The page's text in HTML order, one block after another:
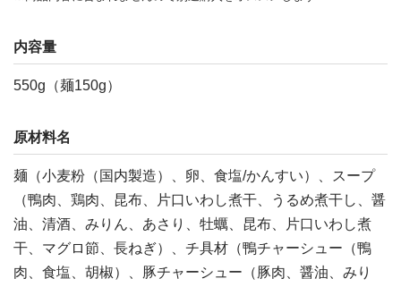
内容量
550g（麺150g）
原材料名
麺（小麦粉（国内製造）、卵、食塩/かんすい）、スープ
（鴨肉、鶏肉、昆布、片口いわし煮干、うるめ煮干し、醤
油、清酒、みりん、あさり、牡蠣、昆布、片口いわし煮
干、マグロ節、長ねぎ）、チ具材（鴨チャーシュー（鴨
肉、食塩、胡椒）、豚チャーシュー（豚肉、醤油、みり